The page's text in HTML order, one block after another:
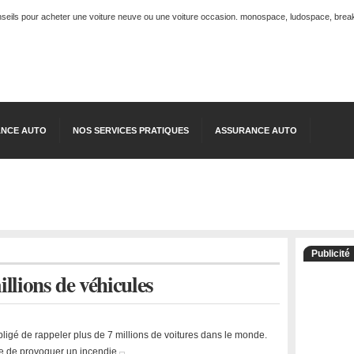
pour acheter une voiture neuve ou une voiture occasion. monospace, ludospace,
AUTO NOS SERVICES PRATIQUES ASSURANCE AUTO
de véhicules
de rappeler plus de 7 millions de voitures dans le monde.
de provoquer un incendie.
Publicité